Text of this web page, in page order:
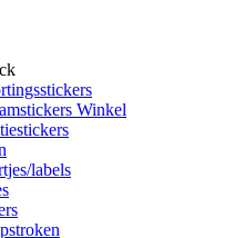
Winkel
labels